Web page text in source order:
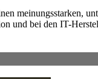
meinungsstarken,
und bei den IT-